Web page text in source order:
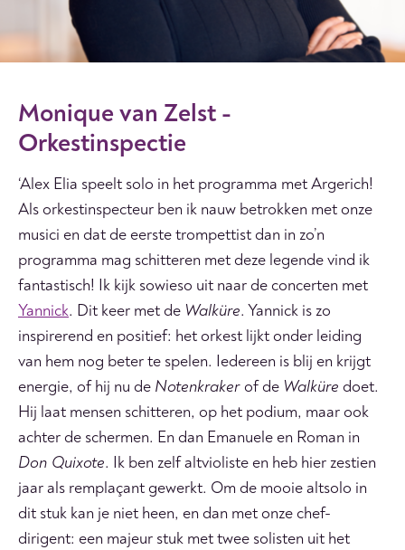
Monique van Zelst -
Orkestinspectie
‘Alex Elia speelt solo in het programma met Argerich!
Als orkestinspecteur ben ik nauw betrokken met onze
musici en dat de eerste trompettist dan in zo’n
programma mag schitteren met deze legende vind ik
fantastisch! Ik kijk sowieso uit naar de concerten met
Yannick. Dit keer met de Walküre. Yannick is zo
inspirerend en positief: het orkest lijkt onder leiding
van hem nog beter te spelen. Iedereen is blij en krijgt
energie, of hij nu de Notenkraker of de Walküre doet.
Hij laat mensen schitteren, op het podium, maar ook
achter de schermen. En dan Emanuele en Roman in
Don Quixote. Ik ben zelf altvioliste en heb hier zestien
jaar als remplaçant gewerkt. Om de mooie altsolo in
dit stuk kan je niet heen, en dan met onze chef-
dirigent: een majeur stuk met twee solisten uit het